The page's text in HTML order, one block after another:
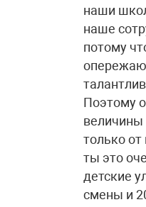
наши
наше
потому
Поэтому
величины
только
ты это
детские
смены и